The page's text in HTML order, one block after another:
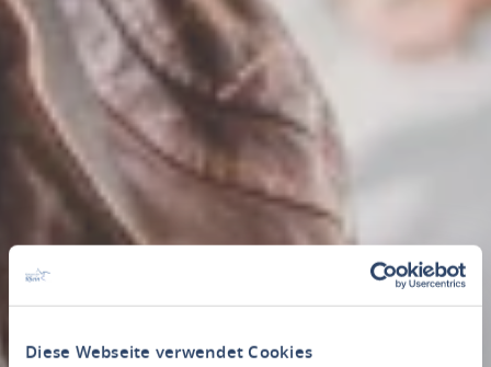
Diese Webseite verwendet Cookies